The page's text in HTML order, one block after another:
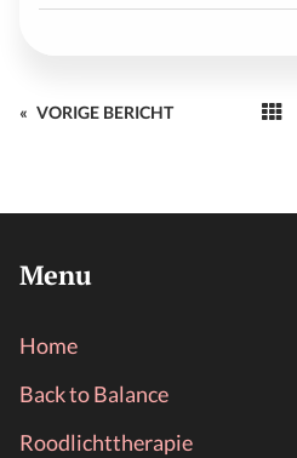
« VORIGE BERICHT
Menu
Home
Back to Balance
Roodlichttherapie